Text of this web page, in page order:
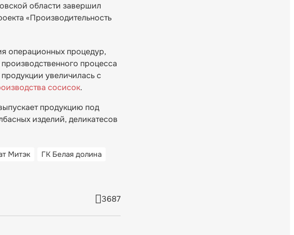
области завершил
«Производительность
операционных процедур,
процесса
увеличилась с
сосисок.
продукцию под
изделий, деликатесов
Митэк
ГК Белая долина
3687